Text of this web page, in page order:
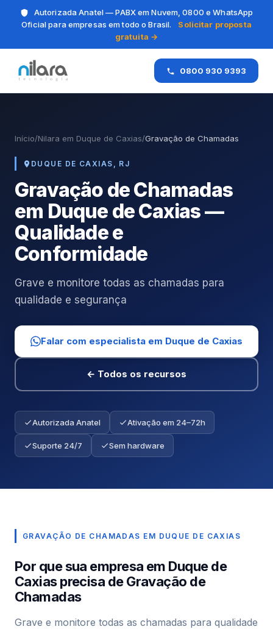
Autorizada Anatel — PABX em Nuvem, 0800 e WhatsApp
Oficial para empresas em todo o Brasil.
Solicitar proposta
gratuita →
0800 930 9393
Início/Nilara em Duque de Caxias/Gravação de Chamadas
DUQUE DE CAXIAS, RJ
Gravação de Chamadas
em Duque de Caxias —
Qualidade e
Conformidade
Grave e monitore todas as chamadas para
qualidade e segurança
Falar com especialista em Duque de Caxias
← Todos os recursos
Autorizada Anatel Ativação em 24–72h
Suporte 24/7 Sem hardware
GRAVAÇÃO DE CHAMADAS EM DUQUE DE CAXIAS
Por que sua empresa em Duque de
Caxias precisa de Gravação de
Chamadas
Grave e monitore todas as chamadas para qualidade